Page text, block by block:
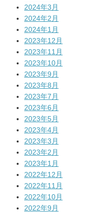
2024年3月
2024年2月
2024年1月
2023年12月
2023年11月
2023年10月
2023年9月
2023年8月
2023年7月
2023年6月
2023年5月
2023年4月
2023年3月
2023年2月
2023年1月
2022年12月
2022年11月
2022年10月
2022年9月